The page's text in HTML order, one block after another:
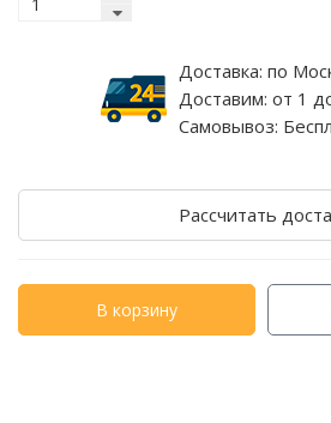
Доставка: по
Доставим: от 1
Самовывоз:
Рассчитать
В корзину